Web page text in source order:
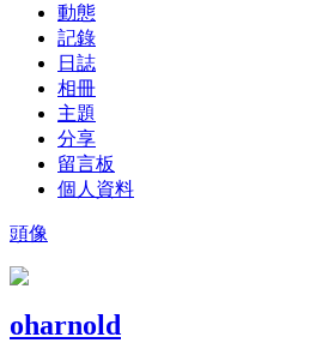
動態
記錄
日誌
相冊
主題
分享
留言板
個人資料
頭像
oharnold